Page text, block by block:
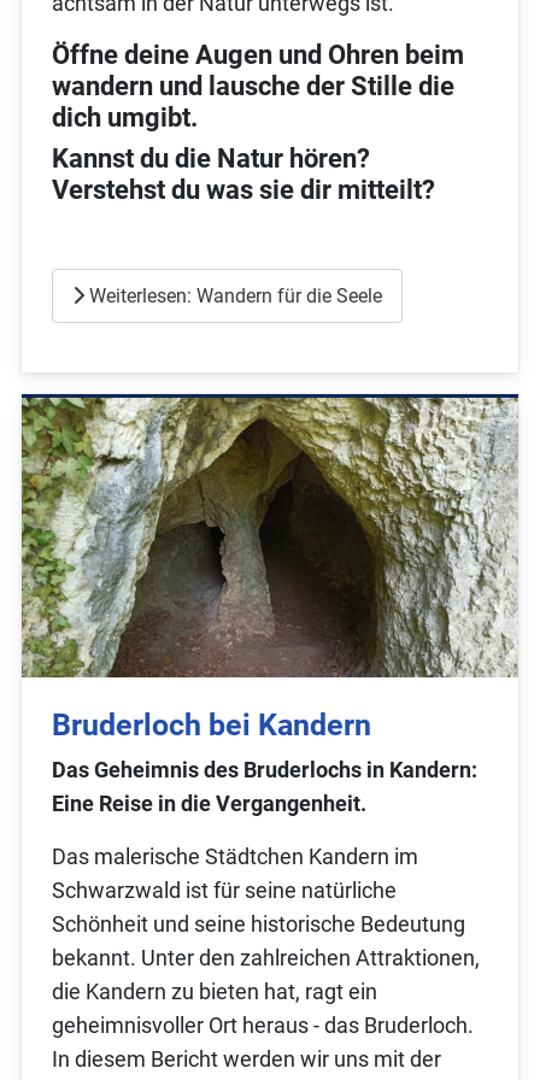
Öffne deine Augen und Ohren beim
wandern und lausche der Stille die
dich umgibt.
Kannst du die Natur hören?
Verstehst du was sie dir mitteilt?
Weiterlesen: Wandern für die Seele
Bruderloch bei Kandern
Das Geheimnis des Bruderlochs in Kandern:
Eine Reise in die Vergangenheit.
Das malerische Städtchen Kandern im
Schwarzwald ist für seine natürliche
Schönheit und seine historische Bedeutung
bekannt. Unter den zahlreichen Attraktionen,
die Kandern zu bieten hat, ragt ein
geheimnisvoller Ort heraus - das Bruderloch.
In diesem Bericht werden wir uns mit der